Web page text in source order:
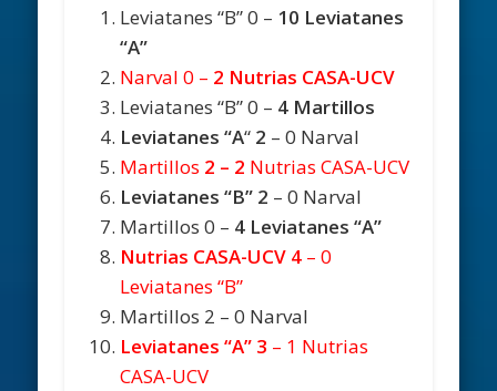
Leviatanes “B” 0 – 10 Leviatanes
“A”
Narval 0 – 2 Nutrias CASA-UCV
Leviatanes “B” 0 – 4 Martillos
Leviatanes “A“ 2 – 0 Narval
Martillos 2 – 2 Nutrias CASA-UCV
Leviatanes “B” 2 – 0 Narval
Martillos 0 – 4 Leviatanes “A”
Nutrias CASA-UCV 4 – 0
Leviatanes “B”
Martillos 2 – 0 Narval
Leviatanes “A” 3 – 1 Nutrias
CASA-UCV